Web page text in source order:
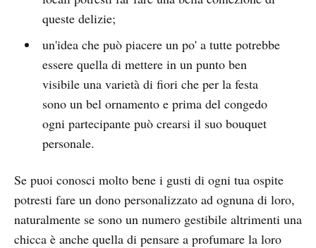
queste delizie;
un'idea che può piacere un po' a tutte potrebbe
essere quella di mettere in un punto ben
visibile una varietà di fiori che per la festa
sono un bel ornamento e prima del congedo
ogni partecipante può crearsi il suo bouquet
personale.
Se puoi conosci molto bene i gusti di ogni tua ospite
potresti fare un dono personalizzato ad ognuna di loro,
naturalmente se sono un numero gestibile altrimenti una
chicca è anche quella di pensare a profumare la loro